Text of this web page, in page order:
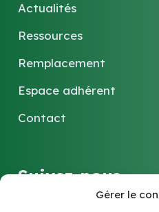
Gérer le
Actualités
Ressources
Remplacement
Espace adhérent
Contact
Suivez-nous